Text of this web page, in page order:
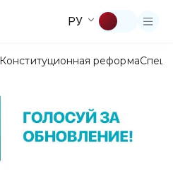
РУ
Конституционная реформа